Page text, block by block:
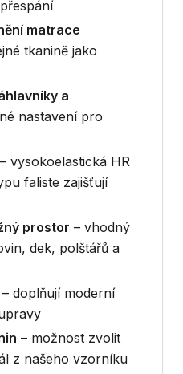
matrace
tkanině jako
a
nastavení pro
– vysokoelastická HR
faliste zajišťují
prostor – vhodný
dek, polštářů a
– doplňují moderní
– možnost zvolit
z našeho vzorníku